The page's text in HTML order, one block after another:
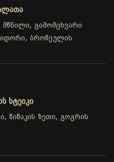
გამომცხვარი
ბროწეულის
სტეიკი
წიწაკის ზეთი, გოგრის